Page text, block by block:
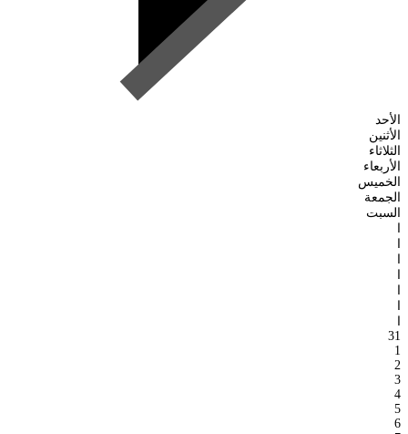
الأحد
الأثنين
الثلاثاء
الأربعاء
الخميس
الجمعة
السبت
ا
ا
ا
ا
ا
ا
ا
31
1
2
3
4
5
6